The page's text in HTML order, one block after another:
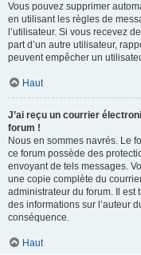
Vous pouvez supprimer
en utilisant les règles de
l’utilisateur. Si vous recevez
part d’un autre utilisateur,
peuvent empêcher un
Haut
J’ai reçu un courrier
forum !
Nous en sommes navrés. Le
ce forum possède des
envoyant de tels messages.
une copie complète du
administrateur du forum. Il est
des informations sur l’auteur
conséquence.
Haut